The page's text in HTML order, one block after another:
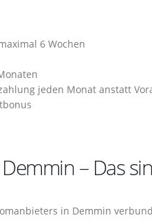
6 Wochen
jeden Monat anstatt
– Das
in Demmin